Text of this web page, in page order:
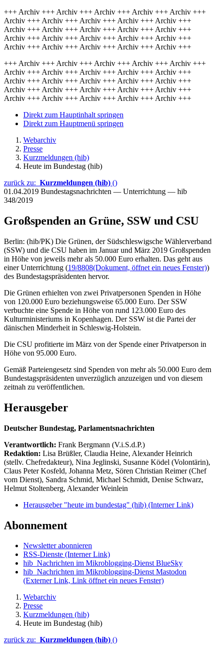
+++ Archiv +++ Archiv +++ Archiv +++ Archiv +++ Archiv +++
Archiv +++ Archiv +++ Archiv +++ Archiv +++ Archiv +++
Archiv +++ Archiv +++ Archiv +++ Archiv +++ Archiv +++
Archiv +++ Archiv +++ Archiv +++ Archiv +++ Archiv +++
Archiv +++ Archiv +++ Archiv +++ Archiv +++ Archiv +++
+++ Archiv +++ Archiv +++ Archiv +++ Archiv +++ Archiv +++
Archiv +++ Archiv +++ Archiv +++ Archiv +++ Archiv +++
Archiv +++ Archiv +++ Archiv +++ Archiv +++ Archiv +++
Archiv +++ Archiv +++ Archiv +++ Archiv +++ Archiv +++
Archiv +++ Archiv +++ Archiv +++ Archiv +++ Archiv +++
Direkt zum Hauptinhalt springen
Direkt zum Hauptmenü springen
Webarchiv
Presse
Kurzmeldungen (hib)
Heute im Bundestag (hib)
zurück zu: Kurzmeldungen (hib) ()
01.04.2019 Bundestagsnachrichten — Unterrichtung — hib
348/2019
Großspenden an Grüne, SSW und CSU
Berlin: (hib/PK) Die Grünen, der Südschleswigsche Wählerverband
(SSW) und die CSU haben im Januar und März 2019 Großspenden
in Höhe von jeweils mehr als 50.000 Euro erhalten. Das geht aus
einer Unterrichtung (19/8808(Dokument, öffnet ein neues Fenster))
des Bundestagspräsidenten hervor.
Die Grünen erhielten von zwei Privatpersonen Spenden in Höhe
von 120.000 Euro beziehungsweise 65.000 Euro. Der SSW
verbuchte eine Spende in Höhe von rund 123.000 Euro des
Kulturministeriums in Kopenhagen. Der SSW ist die Partei der
dänischen Minderheit in Schleswig-Holstein.
Die CSU profitierte im März von der Spende einer Privatperson in
Höhe von 95.000 Euro.
Gemäß Parteiengesetz sind Spenden von mehr als 50.000 Euro dem
Bundestagspräsidenten unverzüglich anzuzeigen und von diesem
zeitnah zu veröffentlichen.
Herausgeber
Deutscher Bundestag, Parlamentsnachrichten
Verantwortlich: Frank Bergmann (V.i.S.d.P.)
Redaktion: Lisa Brüßler, Claudia Heine, Alexander Heinrich
(stellv. Chefredakteur), Nina Jeglinski, Susanne Ködel (Volontärin),
Claus Peter Kosfeld, Johanna Metz, Sören Christian Reimer (Chef
vom Dienst), Sandra Schmid, Michael Schmidt, Denise Schwarz,
Helmut Stoltenberg, Alexander Weinlein
Herausgeber "heute im bundestag" (hib) (Interner Link)
Abonnement
Newsletter abonnieren
RSS-Dienste (Interner Link)
hib_Nachrichten im Mikroblogging-Dienst BlueSky
hib_Nachrichten im Mikroblogging-Dienst Mastodon
(Externer Link, Link öffnet ein neues Fenster)
Webarchiv
Presse
Kurzmeldungen (hib)
Heute im Bundestag (hib)
zurück zu: Kurzmeldungen (hib) ()